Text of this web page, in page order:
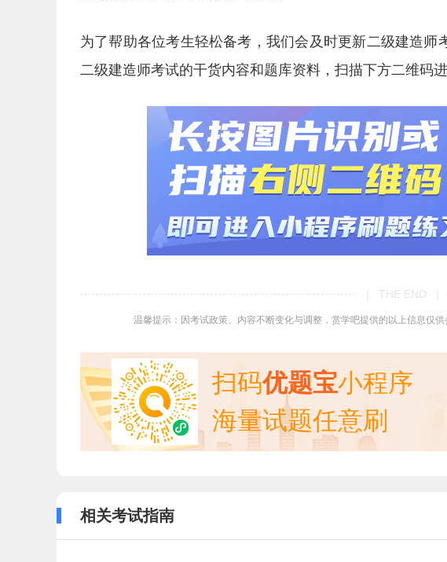
为了帮助各位考生轻松备考，我们会及时更新二级建造师
二级建造师考试的干货内容和题库资料，扫描下方二维码
| THE END |
温馨提示：因考试政策、内容不断变化与调整，赏学吧提供的以上信息仅
扫码优题宝小程序
海量试题任意刷
相关考试指南